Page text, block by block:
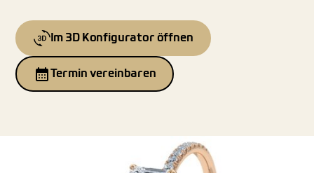
Im 3D Konfigurator öffnen
Termin vereinbaren